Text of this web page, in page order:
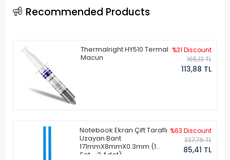
Recommended Products
Thermalright HY510 Termal
Macun
%31 Discount
165,13 TL
113,88 TL
Notebook Ekran Çift Taraflı
Uzayan Bant
171mmX8mmX0.3mm (1
Set - 2 Adet)
%63 Discount
227,76 TL
85,41 TL